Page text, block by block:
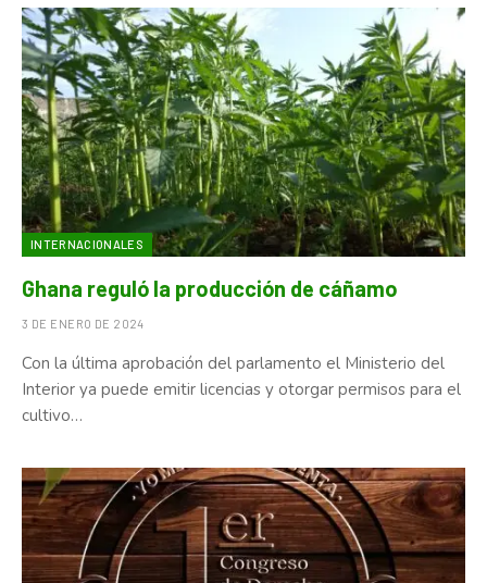
INTERNACIONALES
Ghana reguló la producción de cáñamo
3 DE ENERO DE 2024
Con la última aprobación del parlamento el Ministerio del
Interior ya puede emitir licencias y otorgar permisos para el
cultivo…